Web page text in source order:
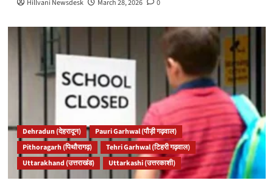
Hillvani Newsdesk March 28, 2026 0
Dehradun (देहरादून)
Pauri Garhwal (पौड़ी गढ़वाल)
Pithoragarh (पिथौरागढ़)
Tehri Garhwal (टिहरी गढ़वाल)
Uttarakhand (उत्तराखंड)
Uttarkashi (उत्तरकाशी)